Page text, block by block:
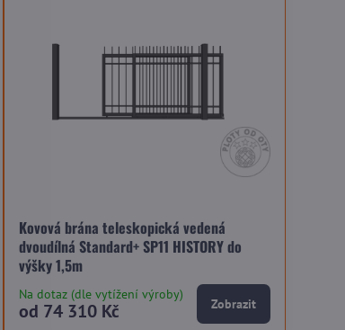
Kovová brána teleskopická vedená
dvoudílná Standard+ SP11 HISTORY do
výšky 1,5m
Na dotaz (dle vytížení výroby)
od 74 310 Kč Zobrazit